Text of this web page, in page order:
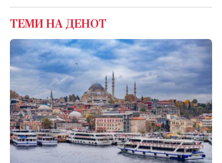
ТЕМИ НА ДЕНОТ